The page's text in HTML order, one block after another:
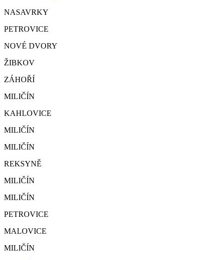
NASAVRKY
PETROVICE
NOVÉ DVORY
ŽIBKOV
ZÁHOŘÍ
MILIČÍN
KAHLOVICE
MILIČÍN
MILIČÍN
REKSYNĚ
MILIČÍN
MILIČÍN
PETROVICE
MALOVICE
MILIČÍN